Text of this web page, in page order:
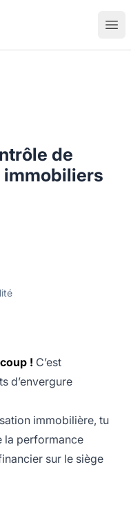
de
! C’est
d’envergure
immobilière, tu
la performance
sur le siège